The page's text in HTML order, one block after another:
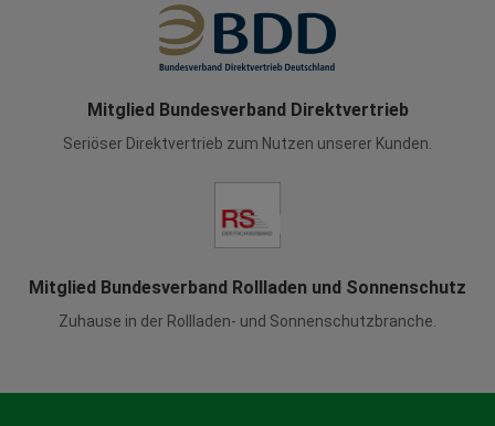
Mitglied Bundesverband Direktvertrieb
Seriöser Direktvertrieb zum Nutzen unserer Kunden.
Mitglied Bundesverband Rollladen und Sonnenschutz
Zuhause in der Rollladen- und Sonnenschutzbranche.